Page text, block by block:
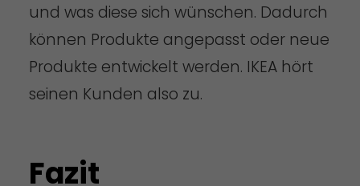
und was diese sich wünschen. Dadurch
können Produkte angepasst oder neue
Produkte entwickelt werden. IKEA hört
seinen Kunden also zu.
Fazit